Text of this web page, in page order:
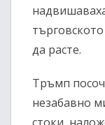
да расте.
Тръмп
незабавно